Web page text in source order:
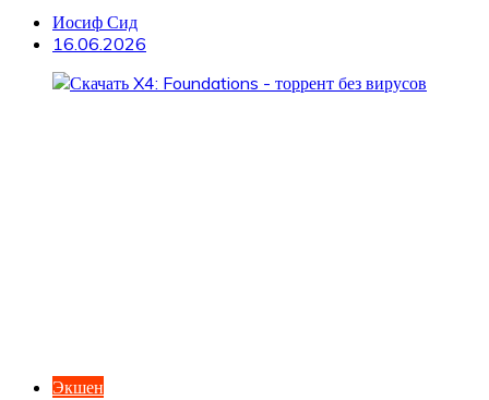
Иосиф Сид
16.06.2026
Экшен